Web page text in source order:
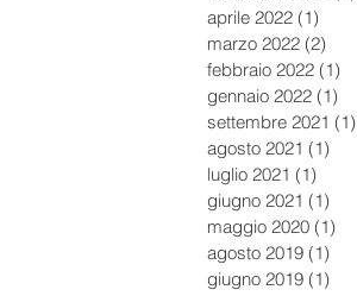
aprile 2022 (1)
marzo 2022 (2)
febbraio 2022 (1)
gennaio 2022 (1)
settembre 2021 (1)
agosto 2021 (1)
luglio 2021 (1)
giugno 2021 (1)
maggio 2020 (1)
agosto 2019 (1)
giugno 2019 (1)